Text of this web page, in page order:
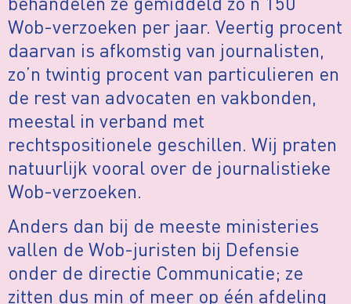
Wob-verzoeken per jaar. Veertig procent
daarvan is afkomstig van journalisten,
zo’n twintig procent van particulieren en
de rest van advocaten en vakbonden,
meestal in verband met
rechtspositionele geschillen. Wij praten
natuurlijk vooral over de journalistieke
Wob-verzoeken.
Anders dan bij de meeste ministeries
vallen de Wob-juristen bij Defensie
onder de directie Communicatie; ze
zitten dus min of meer op één afdeling